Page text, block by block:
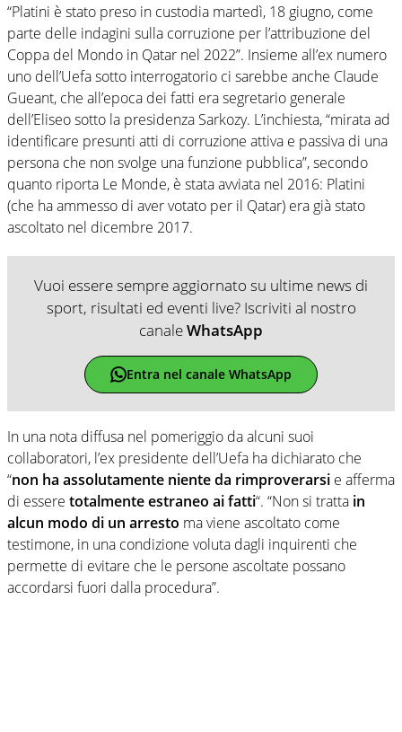
“Platini è stato preso in custodia martedì, 18 giugno, come
parte delle indagini sulla corruzione per l’attribuzione del
Coppa del Mondo in Qatar nel 2022”. Insieme all’ex numero
uno dell’Uefa sotto interrogatorio ci sarebbe anche Claude
Gueant, che all’epoca dei fatti era segretario generale
dell’Eliseo sotto la presidenza Sarkozy. L’inchiesta, “mirata ad
identificare presunti atti di corruzione attiva e passiva di una
persona che non svolge una funzione pubblica”, secondo
quanto riporta Le Monde, è stata avviata nel 2016: Platini
(che ha ammesso di aver votato per il Qatar) era già stato
ascoltato nel dicembre 2017.
Vuoi essere sempre aggiornato su ultime news di
sport, risultati ed eventi live? Iscriviti al nostro
canaleWhatsApp
Entra nel canale WhatsApp
In una nota diffusa nel pomeriggio da alcuni suoi
collaboratori, l’ex presidente dell’Uefa ha dichiarato che
“non ha assolutamente niente da rimproverarsi e afferma
di essere totalmente estraneo ai fatti“. “Non si tratta in
alcun modo di un arresto ma viene ascoltato come
testimone, in una condizione voluta dagli inquirenti che
permette di evitare che le persone ascoltate possano
accordarsi fuori dalla procedura”.